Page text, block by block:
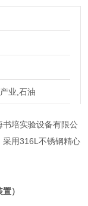
业,石油
书培实验设备有限公
采用316L不锈钢精心
）